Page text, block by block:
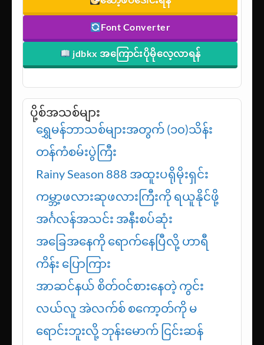
Sexy Models
ဆော့ဖ်ဝဲဒေါင်းရန်
jdbkx အကြောင်းပိုမိုလေ့လာရန်
ပို့စ်အသစ်များ
ရွှေမန်ဘာသစ်များအတွက် (၁၀)သိန်း
တန်ကံစမ်းပွဲကြီး
Rainy Season 888 အထူးပရိုမိုးရှင်း
ကမ္ဘာ့ဖလားဆုဖလားကြီးကို ရယူနိုင်ဖို့
အင်္ဂလန်အသင်း အနီးစပ်ဆုံး
အခြေအနေကို ရောက်နေပြီလို့ ဟာရီ
ကိန်း ပြောကြား
အာဆင်နယ် စိတ်ဝင်စားနေတဲ့ ကွင်း